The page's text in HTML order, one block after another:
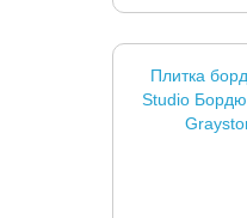
Плитка
Studio